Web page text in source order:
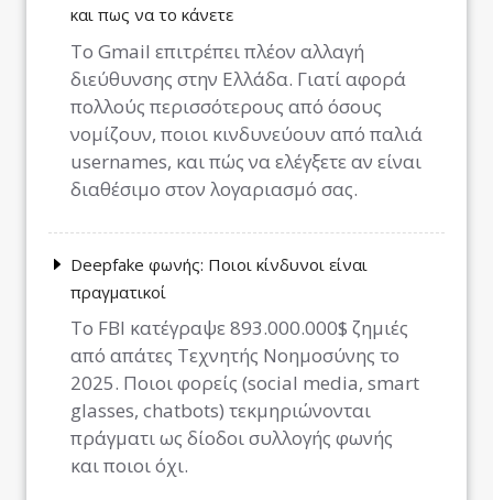
και πως να το κάνετε
Το Gmail επιτρέπει πλέον αλλαγή
διεύθυνσης στην Ελλάδα. Γιατί αφορά
πολλούς περισσότερους από όσους
νομίζουν, ποιοι κινδυνεύουν από παλιά
usernames, και πώς να ελέγξετε αν είναι
διαθέσιμο στον λογαριασμό σας.
Deepfake φωνής: Ποιοι κίνδυνοι είναι
πραγματικοί
Το FBI κατέγραψε 893.000.000$ ζημιές
από απάτες Τεχνητής Νοημοσύνης το
2025. Ποιοι φορείς (social media, smart
glasses, chatbots) τεκμηριώνονται
πράγματι ως δίοδοι συλλογής φωνής
και ποιοι όχι.